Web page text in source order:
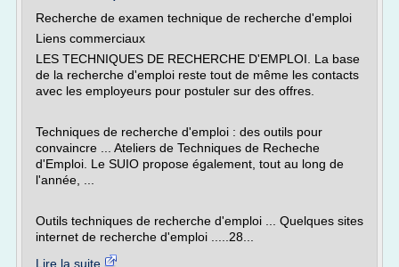
Recherche de examen technique de recherche d'emploi
Liens commerciaux
LES TECHNIQUES DE RECHERCHE D'EMPLOI. La base
de la recherche d'emploi reste tout de même les contacts
avec les employeurs pour postuler sur des offres.
Techniques de recherche d'emploi : des outils pour
convaincre ... Ateliers de Techniques de Recheche
d'Emploi. Le SUIO propose également, tout au long de
l'année, ...
Outils techniques de recherche d'emploi ... Quelques sites
internet de recherche d'emploi .....28...
Lire la suite